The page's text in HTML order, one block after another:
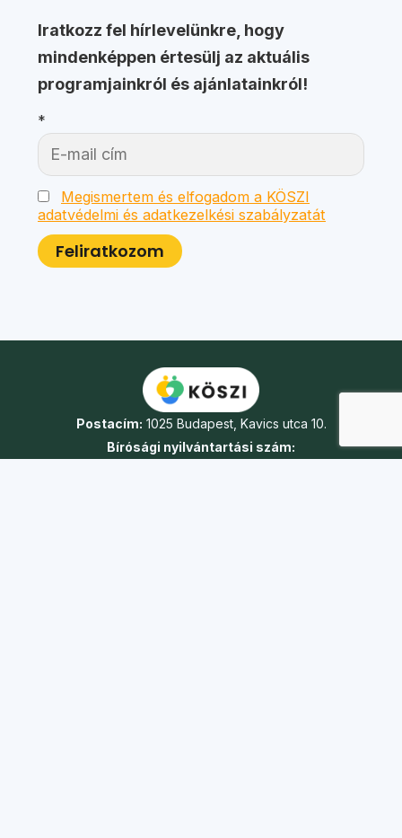
Iratkozz fel hírlevelünkre, hogy
mindenképpen értesülj az aktuális
programjainkról és ajánlatainkról!
*
Megismertem és elfogadom a KÖSZI
adatvédelmi és adatkezelkési szabályzatát
Postacím: 1025 Budapest, Kavics utca 10.
Bírósági nyilvántartási szám: